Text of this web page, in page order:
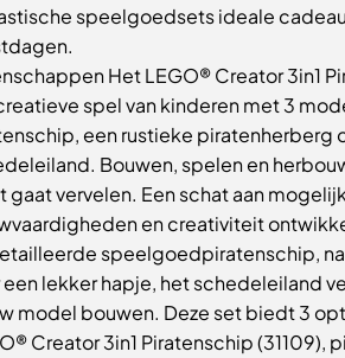
speelgoedsets ideale
Het LEGO® Creator 3in1
spel van kinderen met 3
een rustieke piratenherberg
Bouwen, spelen en
gaat vervelen. Een schat aan
en creativiteit
speelgoedpiratenschip,
een lekker hapje, het schedeleiland
model bouwen. Deze set biedt 3
Creator 3in1 Piratenschip (31109),